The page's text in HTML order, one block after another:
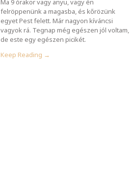
Ma 9 órakor vagy anyu, vagy én
felröppenünk a magasba, és kőrözünk
egyet Pest felett. Már nagyon kíváncsi
vagyok rá. Tegnap még egészen jól voltam,
de este egy egészen picikét.
Keep Reading →